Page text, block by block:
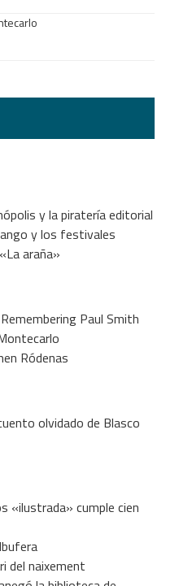
y la piratería editorial
y los festivales
araña»
Paul Smith
Ródenas
olvidado de Blasco
«ilustrada» cumple cien
del naixement